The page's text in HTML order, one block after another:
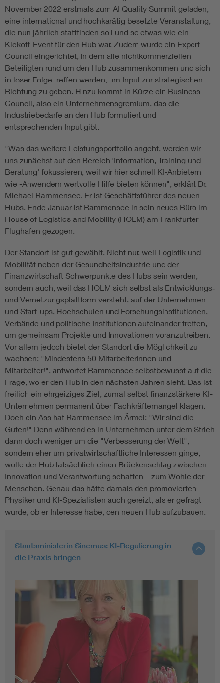
November 2022 erstmals zum AI Quality Summit geladen,
eine international und hochkarätig besetzte Veranstaltung,
die nun jährlich stattfinden soll und so etwas wie ein
Kickoff-Event für den Hub war. Zudem wurde ein Expert
Council eingerichtet, in dem alle nichtkommerziellen
Beteiligten rund um den Hub zusammenkommen und sich
in loser Folge treffen werden, um Input zur strategischen
Richtung zu geben. Hinzu kommt in Kürze ein Business
Council, also ein Unternehmensgremium, das die
Industriebedarfe an den Hub formuliert und
entsprechenden Input gibt.
"Was das weitere Leistungsportfolio angeht, werden wir
uns zunächst auf den Bereich 'Information, Training und
Beratung' fokussieren, weil wir hier schnell KI-Anbietern
wie -Anwendern wertvolle Hilfe bieten können", erklärt Dr.
Michael Rammensee. Er ist Geschäftsführer des neuen
Hubs. Ende Januar ist Rammensee in sein neues Büro im
House of Logistics and Mobility (HOLM) am Frankfurter
Flughafen gezogen.
Der Standort ist gut gewählt. Nicht nur, weil Logistik und
Mobilität neben der Gesundheitsindustrie und der
Finanzwirtschaft Schwerpunkte des Hubs sein werden,
sondern auch, weil das HOLM sich selbst als Entwicklungs‑
und Vernetzungsplattform versteht, auf der Unternehmen
und Start-ups, Hochschulen und Forschungsinstitutionen,
Verbände und politische Institutionen aufeinander treffen,
um gemeinsam Projekte und Innovationen voranzutreiben.
Vor allem jedoch bietet der Standort die Möglichkeit zu
wachsen: "Mindestens 50 Mitarbeiterinnen und
Mitarbeiter!", antwortet Rammensee selbstbewusst auf die
Frage, wo er den Hub in den nächsten Jahren sieht. Das ist
freilich ein ehrgeiziges Ziel, zumal selbst finanzstärkere KI-
Unternehmen permanent über Fachkräftemangel klagen.
Doch ein Ass hat Rammensee im Ärmel: "Wir sind die
Guten!" Denn während es in Unternehmen unter dem Strich
dann doch weniger um die "Verbesserung der Welt",
sondern eher um privatwirtschaftliche Interessen ginge,
wolle der Hub tatsächlich einen Brückenschlag zwischen
Innovation und Verantwortung schaffen – zum Wohle der
Menschen. Genau das hätte damals den promovierten
Physiker und KI-Spezialisten auch gereizt, als er gefragt
wurde, ob er Interesse habe, den neuen Hub aufzubauen.
Staatsministerin Sinemus: KI-Regulierung in
die Praxis bringen